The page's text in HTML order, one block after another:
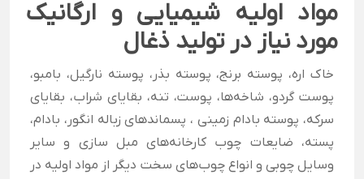
مواد اولیه شیمیایی و ارگانیک
مورد نیاز در تولید ذغال
خاک اره، پوسته برنج، پوسته بذر، پوسته نارگیل، بامبو،
پوست گردو، شاخه‌ها، پوست، تنه، بقایای شراب، بقایای
سرکه، پوسته بادام زمینی ، پسماندهای زباله انگور، بادام،
پسته، ضایعات چوب کارخانه‌های مبل سازی و سایر
وسایل چوبی و انواع چوب‌های سخت دیگر از مواد اولیه در